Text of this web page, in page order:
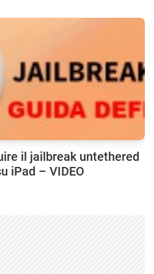
il jailbreak untethered
iPad – VIDEO